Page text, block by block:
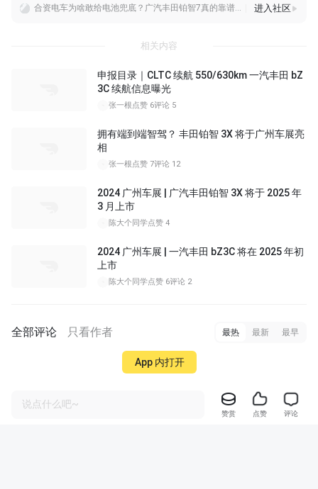
合资电车为啥敢给电池兜底？广汽丰田铂智7真的靠谱吗？
进入社区
相关内容
申报目录｜CLTC 续航 550/630km 一汽丰田 bZ
3C 续航信息曝光
张一根点赞 6评论 5
拥有端到端智驾？ 丰田铂智 3X 将于广州车展亮
相
张一根点赞 7评论 12
2024 广州车展 | 广汽丰田铂智 3X 将于 2025 年
3 月上市
陈大个同学点赞 4
2024 广州车展 | 一汽丰田 bZ3C 将在 2025 年初
上市
陈大个同学点赞 6评论 2
全部评论 只看作者 最热 最新 最早
App 内打开
说点什么吧~
赞赏 点赞 评论